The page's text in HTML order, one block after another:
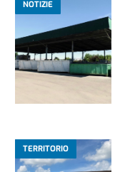
NOTIZIE
TERRITORIO